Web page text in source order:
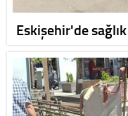
Eskişehir'de